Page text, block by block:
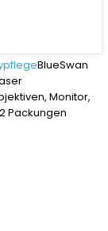
BlueSwan
Monitor,
Packungen